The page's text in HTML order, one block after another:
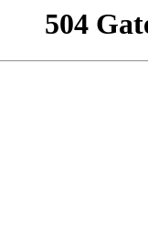
504